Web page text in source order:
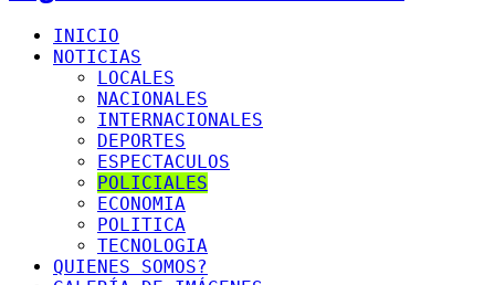
INICIO
NOTICIAS
LOCALES
NACIONALES
INTERNACIONALES
DEPORTES
ESPECTACULOS
POLICIALES
ECONOMIA
POLITICA
TECNOLOGIA
QUIENES SOMOS?